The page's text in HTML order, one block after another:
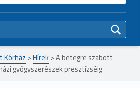
Kórház >Hírek>A betegre szabott
gyógyszerészek presztízséig